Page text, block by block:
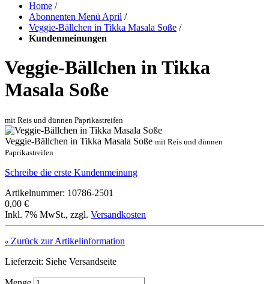
Home /
Abonnenten Menü April /
Veggie-Bällchen in Tikka Masala Soße /
Kundenmeinungen
Veggie-Bällchen in Tikka
Masala Soße
mit Reis und dünnen Paprikastreifen
Veggie-Bällchen in Tikka Masala Soße mit Reis und dünnen
Paprikastreifen
Schreibe die erste Kundenmeinung
Artikelnummer: 10786-2501
0,00 €
Inkl. 7% MwSt., zzgl. Versandkosten
« Zurück zur Artikelinformation
Lieferzeit: Siehe Versandseite